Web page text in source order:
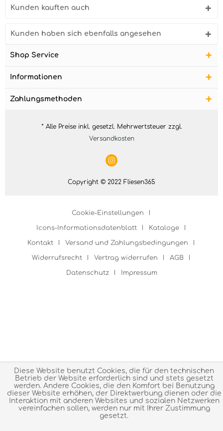
Kunden kauften auch
Kunden haben sich ebenfalls angesehen
Shop Service
Informationen
Zahlungsmethoden
* Alle Preise inkl. gesetzl. Mehrwertsteuer zzgl.
Versandkosten
Copyright © 2022 Fliesen365
Cookie-Einstellungen
Icons-Informationsdatenblatt Kataloge
Kontakt Versand und Zahlungsbedingungen
Widerrufsrecht Vertrag widerrufen AGB
Datenschutz Impressum
Diese Website benutzt Cookies, die für den technischen
Betrieb der Website erforderlich sind und stets gesetzt
werden. Andere Cookies, die den Komfort bei Benutzung
dieser Website erhöhen, der Direktwerbung dienen oder die
Interaktion mit anderen Websites und sozialen Netzwerken
vereinfachen sollen, werden nur mit Ihrer Zustimmung
gesetzt.